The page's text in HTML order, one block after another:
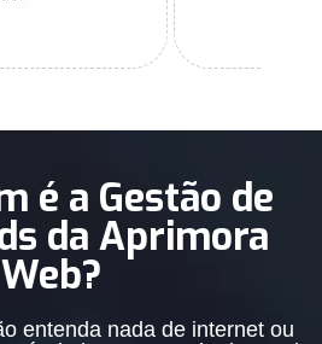
é a Gestão de
da Aprimora
Web?
entenda nada de internet ou